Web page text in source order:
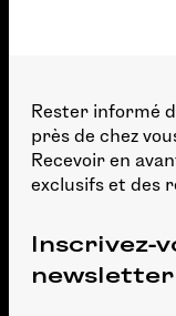
Rester informé
près de chez
Recevoir en
exclusifs et des
Inscrivez-
newsletter